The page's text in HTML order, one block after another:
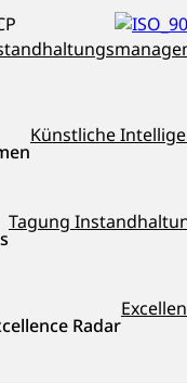
Künstliche
Tagung
Radar